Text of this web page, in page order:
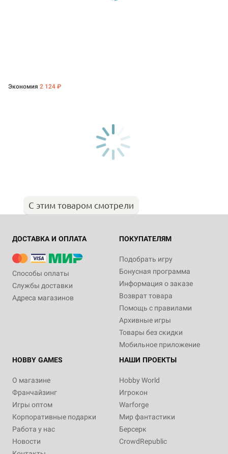
Экономия 2 124 ₽
С этим товаром смотрели
ДОСТАВКА И ОПЛАТА
Способы оплаты
Службы доставки
Адреса магазинов
ПОКУПАТЕЛЯМ
Подобрать игру
Бонусная программа
Информация о заказе
Возврат товара
Помощь с правилами
Архивные игры
Товары без скидки
Мобильное приложение
HOBBY GAMES
О магазине
Франчайзинг
Игры оптом
Корпоративные подарки
Работа у нас
Новости
НАШИ ПРОЕКТЫ
Hobby World
Игрокон
Warforge
Мир фантастики
Берсерк
CrowdRepublic